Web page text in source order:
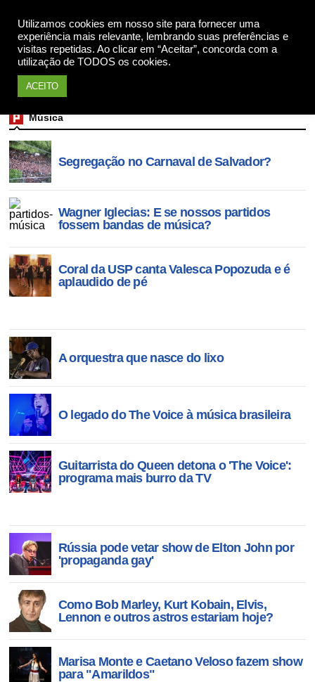
Utilizamos cookies em nosso site para fornecer uma
experiência mais relevante, lembrando suas preferências e
visitas repetidas. Ao clicar em “Aceitar”, concorda com a
utilização de TODOS os cookies.
ACEITO
Música
Segregação no Carnaval de Salvador?
Wagner Iglecias: E se nossos partidos
fossem bandas de música?
Coral da USP canta Valesca Popozuda e é
aplaudido de pé
A orquestra que nasce do lixo
O legado do The Voice à música brasileira
Guitarrista do Queen detona o 'The Voice':
programa mais burro da TV
Rússia pode vetar show de Elton John por
'propaganda gay'
Como Bob Marley, Kurt Kobain, Elvis,
Lennon e outros astros estariam hoje?
Marisa Monte e Caetano Veloso fazem show
para "Amarildos"